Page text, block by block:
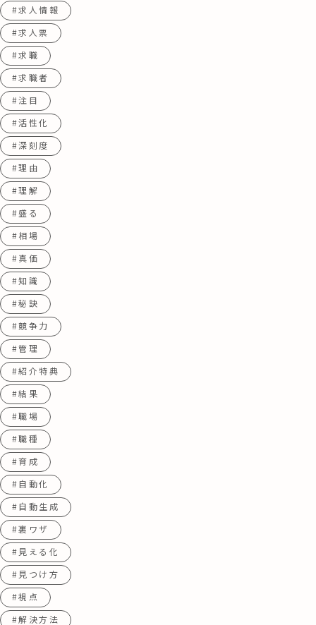
#求人情報
#求人票
#求職
#求職者
#注目
#活性化
#深刻度
#理由
#理解
#盛る
#相場
#真価
#知識
#秘訣
#競争力
#管理
#紹介特典
#結果
#職場
#職種
#育成
#自動化
#自動生成
#裏ワザ
#見える化
#見つけ方
#視点
#解決方法